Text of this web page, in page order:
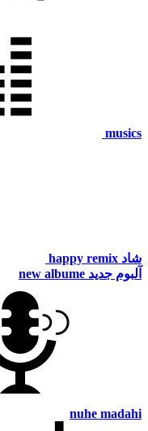
musics
شاد happy remix
آلبوم جدید new albume
nuhe madahi